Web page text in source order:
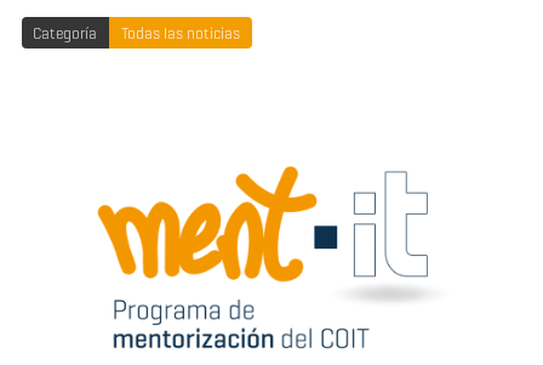
Categoría Todas las noticias